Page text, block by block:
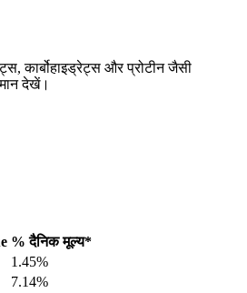
कार्बोहाइड्रेट्स और प्रोटीन जैसी
देखें।
%दैनिक मूल्य*
1.45%
7.14%